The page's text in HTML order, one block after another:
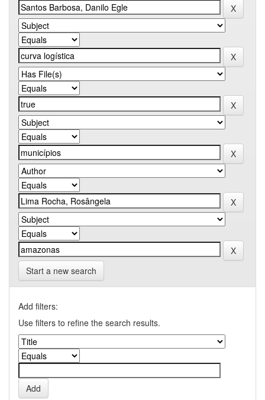
Start a new search
Add filters:
Use filters to refine the search results.